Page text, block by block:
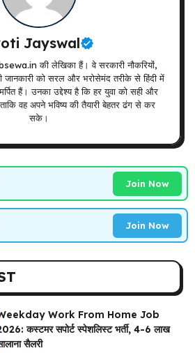
Jayswal
की लेखिका हैं। वे सरकारी नौकरियों,
जानकारी को सरल और भरोसेमंद तरीके से हिंदी में
हैं। उनका उद्देश्य है कि हर युवा को सही और
वह अपने भविष्य की तैयारी बेहतर ढंग से कर
सके।
Join Now
Join Now
Work From Home Job
कस्टमर सपोर्ट स्पेशलिस्ट भर्ती, 4-6 लाख
सैलरी